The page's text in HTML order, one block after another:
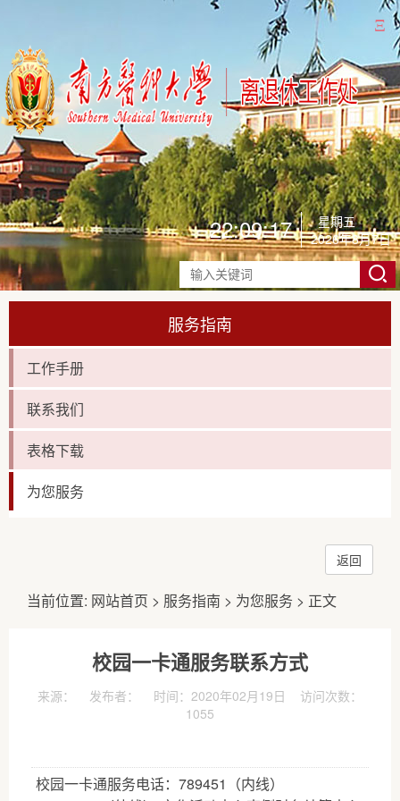
Ξ
22:09:17
星期五
2026年8月7日
服务指南
工作手册
联系我们
表格下载
为您服务
当前位置: 网站首页 > 服务指南 > 为您服务 > 正文
返回
校园一卡通服务联系方式
来源： 发布者： 时间：2020年02月19日 访问次数：
1055
校园一卡通服务电话：789451（内线）